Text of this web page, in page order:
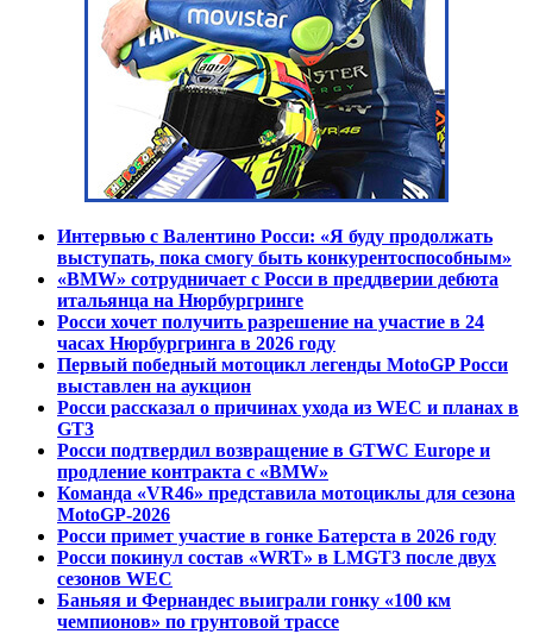
Интервью с Валентино Росси: «Я буду продолжать
выступать, пока смогу быть конкурентоспособным»
«BMW» сотрудничает с Росси в преддверии дебюта
итальянца на Нюрбургринге
Росси хочет получить разрешение на участие в 24
часах Нюрбургринга в 2026 году
Первый победный мотоцикл легенды MotoGP Росси
выставлен на аукцион
Росси рассказал о причинах ухода из WEC и планах в
GT3
Росси подтвердил возвращение в GTWC Europe и
продление контракта с «BMW»
Команда «VR46» представила мотоциклы для сезона
MotoGP-2026
Росси примет участие в гонке Батерста в 2026 году
Росси покинул состав «WRT» в LMGT3 после двух
сезонов WEC
Баньяя и Фернандес выиграли гонку «100 км
чемпионов» по ​​грунтовой трассе